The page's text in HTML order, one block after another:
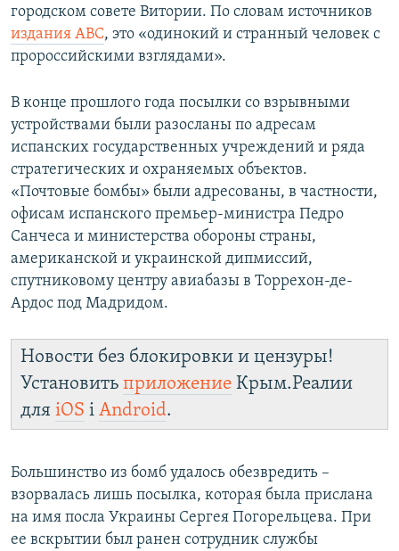
городском совете Витории. По словам источников
издания ABC, это «одинокий и странный человек с
пророссийскими взглядами».
В конце прошлого года посылки со взрывными
устройствами были разосланы по адресам
испанских государственных учреждений и ряда
стратегических и охраняемых объектов.
«Почтовые бомбы» были адресованы, в частности,
офисам испанского премьер-министра Педро
Санчеса и министерства обороны страны,
американской и украинской дипмиссий,
спутниковому центру авиабазы в Торрехон-де-
Ардос под Мадридом.
Новости без блокировки и цензуры!
Установить приложение Крым.Реалии
для iOS і Android.
Большинство из бомб удалось обезвредить –
взорвалась лишь посылка, которая была прислана
на имя посла Украины Сергея Погорельцева. При
ее вскрытии был ранен сотрудник службы